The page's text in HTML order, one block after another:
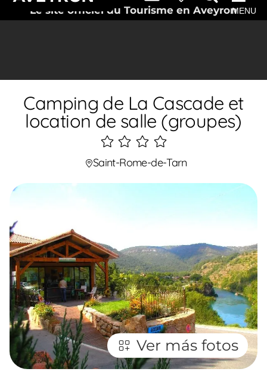
Le site officiel du Tourisme en AveyronMENU
Camping de La Cascade et
location de salle (groupes)
4
étoiles
Saint-Rome-de-Tarn
Ver más fotos